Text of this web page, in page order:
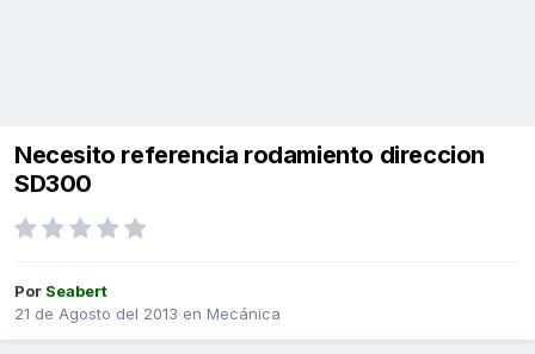
Necesito referencia rodamiento direccion
SD300
Por Seabert
21 de Agosto del 2013 en Mecánica